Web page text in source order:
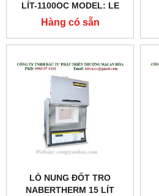
LÍT-1100OC MODEL: LE
4/11
Hàng có sẵn
LÒ NUNG ĐỐT TRO
NABERTHERM 15 LÍT